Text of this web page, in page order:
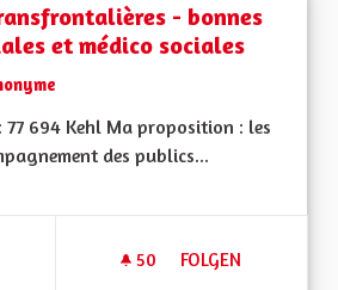
- bonnes
et médico sociales
77 694 Kehl Ma proposition : les
des publics...
50 50 FOLLOWER
FOLGEN
INSPIRATIONS